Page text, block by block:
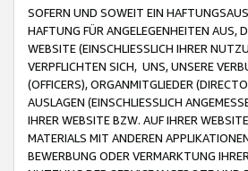
SOFERN UND SOWEIT EIN
HAFTUNG FÜR ANGELEGENHEITEN AUS,
WEBSITE (EINSCHLIESSLICH IHRER
VERPFLICHTEN SICH, UNS, UNSERE
(OFFICERS), ORGANMITGLIEDER
AUSLAGEN (EINSCHLIESSLICH
IHRER WEBSITE BZW. AUF IHRER
MATERIALS MIT ANDEREN
BEWERBUNG ODER VERMARKTUNG